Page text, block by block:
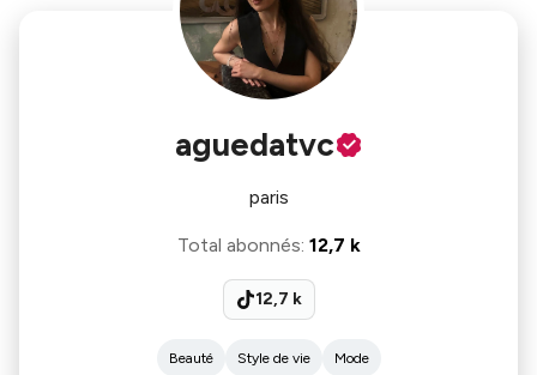
aguedatvc
paris
Total abonnés: 12,7 k
12,7 k
Beauté Style de vie Mode